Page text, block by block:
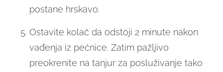
postane hrskavo.
Ostavite kolač da odstoji 2 minute nakon
vađenja iz pećnice. Zatim pažljivo
preokrenite na tanjur za posluživanje tako